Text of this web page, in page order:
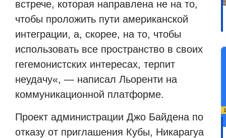
встрече, которая направлена не на то,
чтобы проложить пути американской
интеграции, а, скорее, на то, чтобы
использовать все пространство в своих
гегемонистских интересах, терпит
неудачу«, — написал Льоренти на
коммуникационной платформе.
Проект администрации Джо Байдена по
отказу от приглашения Кубы, Никарагуа